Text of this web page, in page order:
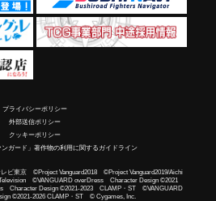
プライバシーポリシー
外部送信ポリシー
クッキーポリシー
ンガード」著作物の利用に関するガイドライン
ビ東京 ©Project Vanguard2018 ©Project Vanguard2019/Aichi
©VANGUARD overDress Character Design ©2021
Character Design ©2021-2023 CLAMP・ST ©VANGUARD
©2021-2026 CLAMP・ST © Cygames, Inc.